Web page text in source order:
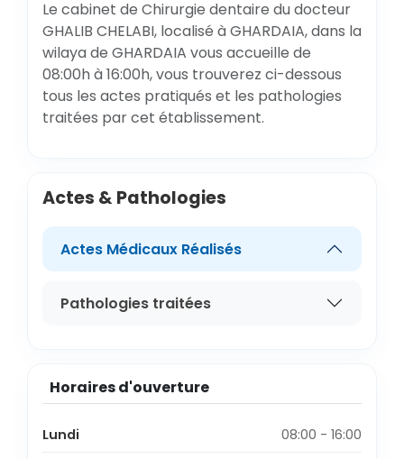
Le cabinet de Chirurgie dentaire du docteur
GHALIB CHELABI, localisé à GHARDAIA, dans la
wilaya de GHARDAIA vous accueille de
08:00h à 16:00h, vous trouverez ci-dessous
tous les actes pratiqués et les pathologies
traitées par cet établissement.
Actes & Pathologies
Actes Médicaux Réalisés
Pathologies traitées
Horaires d'ouverture
Lundi
08:00 - 16:00